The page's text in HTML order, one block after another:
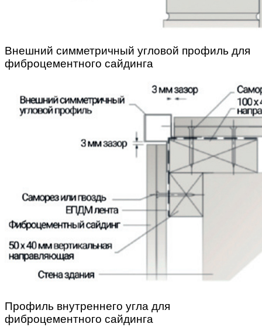
Внешний симметричный угловой профиль для
фиброцементного сайдинга
Профиль внутреннего угла для
фиброцементного сайдинга